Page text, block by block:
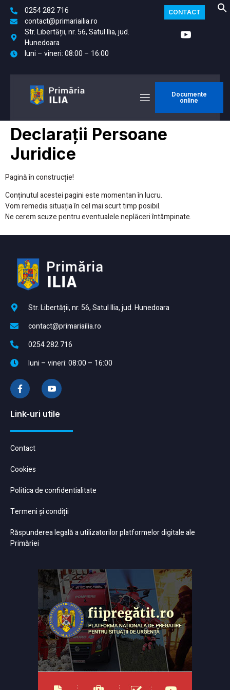
0254 282 716
contact@primariailia.ro
Str. Libertății, nr. 56, Satul Ilia, jud.
Hunedoara
luni – vineri: 08:00 – 16:00
CONTACT
Documente
online
Declarații Persoane
Juridice
Pagină în construcție!
Conținutul acestei pagini este momentan în lucru.
Vom remedia situația în cel mai scurt timp posibil.
Ne cerem scuze pentru eventualele neplăceri întâmpinate.
Str. Libertății, nr. 56, Satul Ilia, jud. Hunedoara
contact@primariailia.ro
0254 282 716
luni – vineri: 08:00 – 16:00
Link-uri utile
Contact
Cookies
Politica de confidentialitate
Termeni și condiții
Răspunderea legală a utilizatorilor platformelor digitale ale
Primăriei